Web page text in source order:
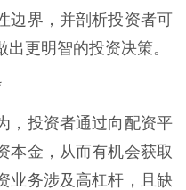
边界，并剖析投资者可
更明智的投资决策。
，投资者通过向配资平
本金，从而有机会获取
业务涉及高杠杆，且缺